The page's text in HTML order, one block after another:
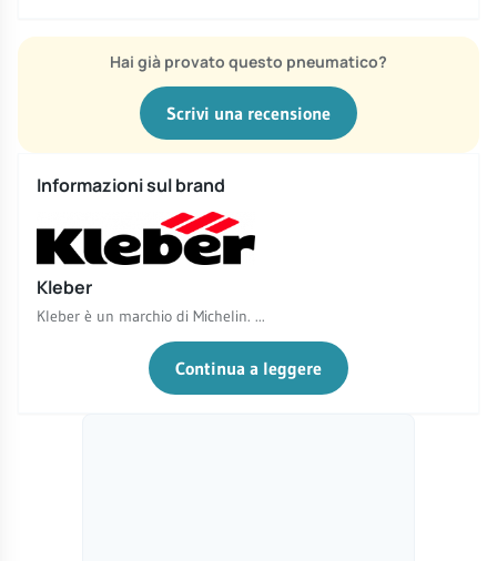
Hai già provato questo pneumatico?
Scrivi una recensione
Informazioni sul brand
Kleber
Kleber è un marchio di Michelin. ...
Continua a leggere